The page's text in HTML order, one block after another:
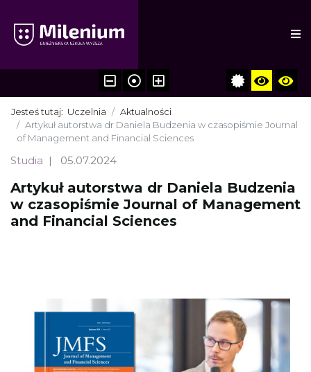
Jesteś tutaj: Uczelnia
Aktualności
Artykuł autorstwa dr Daniela Budzenia w czasopiśmie Journal
of Management and Financial Sciences
Studia 05.07.2024
Artykuł autorstwa dr Daniela Budzenia
w czasopiśmie Journal of Management
and Financial Sciences